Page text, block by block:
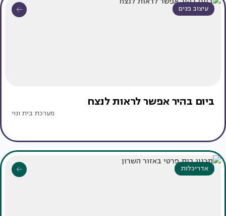
עיצוב פנים
ביום בהיר אפשר לראות לנצח
מערכת בית ונוי
אדריכלות